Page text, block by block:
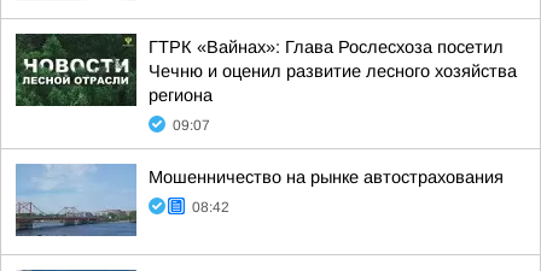
ГТРК «Вайнах»: Глава Рослесхоза посетил
Чечню и оценил развитие лесного хозяйства
региона
09:07
Мошенничество на рынке автострахования
08:42